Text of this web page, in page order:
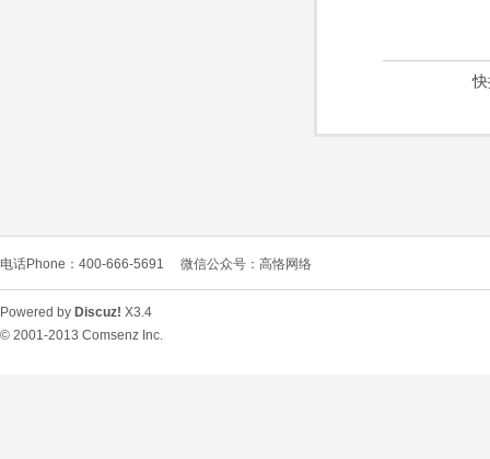
电话Phone：400-666-5691 微信公众号：高恪网络
Powered by Discuz! X3.4
© 2001-2013 Comsenz Inc.